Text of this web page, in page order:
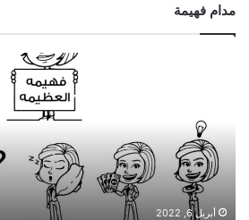
مدام فهيمة
أبريل 6, 2022